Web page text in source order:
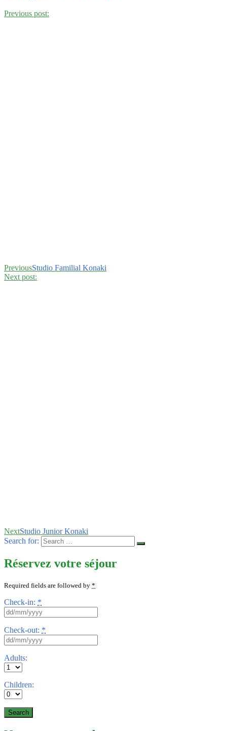
Previous post:
PreviousStudio Familial Konaki
Next post:
NextStudio Junior Konaki
Search for:
Réservez votre séjour
Required fields are followed by *
Check-in: *
Check-out: *
Adults:
Children: